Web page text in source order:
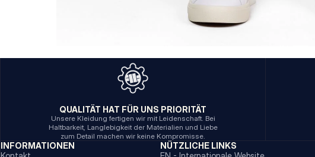
QUALITÄT HAT FÜR UNS PRIORITÄT
Unsere Kleidung fertigen wir mit Leidenschaft. Bei
Haltbarkeit, Langlebigkeit der Materialien und Liebe
zum Detail machen wir keine Kompromisse.
INFORMATIONEN
NÜTZLICHE LINKS